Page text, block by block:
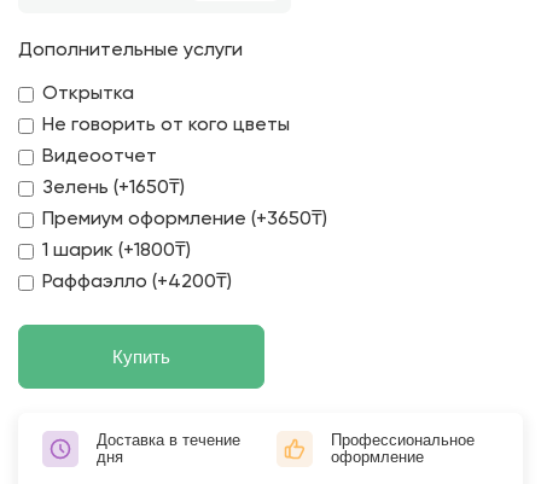
Дополнительные услуги
Открытка
Не говорить от кого цветы
Видеоотчет
Зелень (+1650₸)
Премиум оформление (+3650₸)
1 шарик (+1800₸)
Раффаэлло (+4200₸)
Купить
Доставка в течение
дня
Профессиональное
оформление